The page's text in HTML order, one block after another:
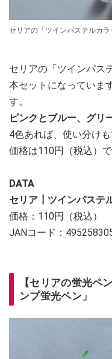
セリアの「ツインパステルカラ
セリアの「ツインパス
本セットになっていま
す。
ピンクとブルー、グリ
4色あれば、使い分け
価格は110円（税込）で
DATA
セリア┃ツインパステ
価格：110円（税込）
JANコード：
【セリアの蛍光ペ
ンプ蛍光ペン」